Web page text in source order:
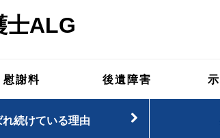
士ALG
慰謝料 後遺障害
続けている理由